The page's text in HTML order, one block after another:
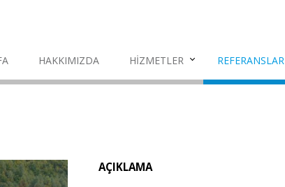
HAKKIMIZDA HİZMETLER REFERANSLAR
AÇIKLAMA